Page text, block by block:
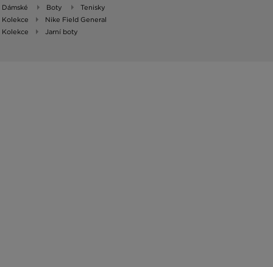
Dámské
Boty
Tenisky
Kolekce
Nike Field General
Kolekce
Jarní boty